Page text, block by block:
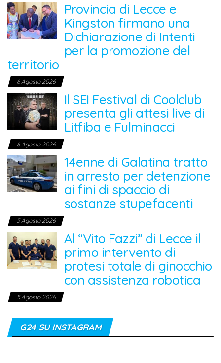
Provincia di Lecce e
Kingston firmano una
Dichiarazione di Intenti
per la promozione del
territorio
6 Agosto 2026
Il SEI Festival di Coolclub
presenta gli attesi live di
Litfiba e Fulminacci
6 Agosto 2026
14enne di Galatina tratto
in arresto per detenzione
ai fini di spaccio di
sostanze stupefacenti
5 Agosto 2026
Al “Vito Fazzi” di Lecce il
primo intervento di
protesi totale di ginocchio
con assistenza robotica
5 Agosto 2026
G24 SU INSTAGRAM